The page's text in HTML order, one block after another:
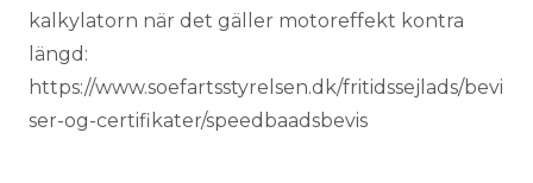
kalkylatorn när det gäller motoreffekt kontra
längd:
https://www.soefartsstyrelsen.dk/fritidssejlads/bevi
ser-og-certifikater/speedbaadsbevis